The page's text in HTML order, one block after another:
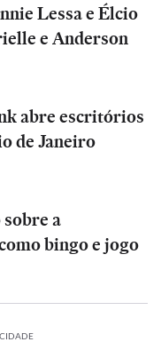
Lessa e Élcio
e Anderson
abre escritórios
de Janeiro
a
bingo e jogo